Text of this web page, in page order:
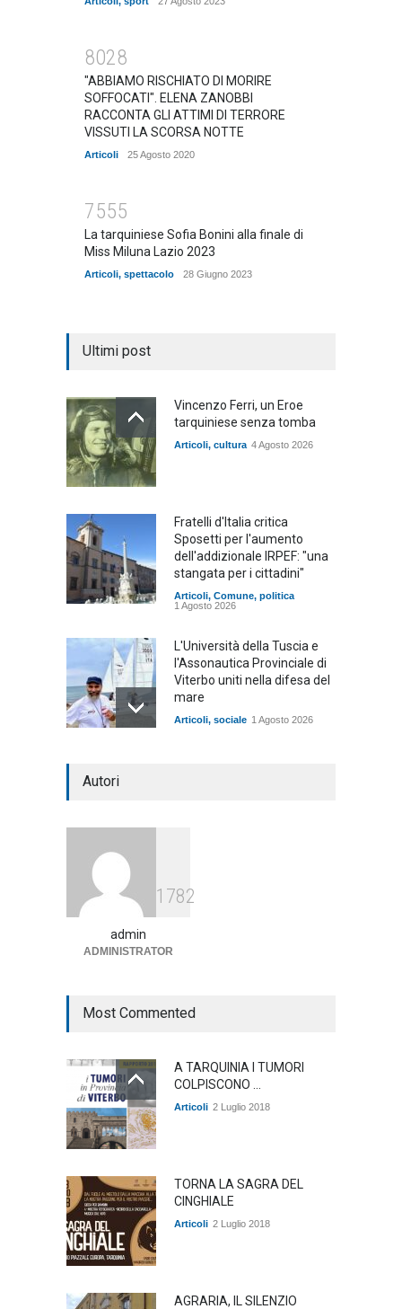
8028
"ABBIAMO RISCHIATO DI MORIRE
SOFFOCATI". ELENA ZANOBBI
RACCONTA GLI ATTIMI DI TERRORE
VISSUTI LA SCORSA NOTTE
Articoli 25 Agosto 2020
7555
La tarquiniese Sofia Bonini alla finale di
Miss Miluna Lazio 2023
Articoli, spettacolo 28 Giugno 2023
Ultimi post
Vincenzo Ferri, un Eroe
tarquiniese senza tomba
Articoli, cultura 4 Agosto 2026
Fratelli d'Italia critica
Sposetti per l'aumento
dell'addizionale IRPEF: "una
stangata per i cittadini"
Articoli, Comune, politica
1 Agosto 2026
L'Università della Tuscia e
l'Assonautica Provinciale di
Viterbo uniti nella difesa del
mare
Articoli, sociale 1 Agosto 2026
arrivano i pagamenti PAC, la
Autori
1782
admin
ADMINISTRATOR
Most Commented
A TARQUINIA I TUMORI
COLPISCONO ...
Articoli 2 Luglio 2018
TORNA LA SAGRA DEL
CINGHIALE
Articoli 2 Luglio 2018
AGRARIA, IL SILENZIO